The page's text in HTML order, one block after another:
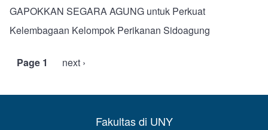
GAPOKKAN SEGARA AGUNG untuk Perkuat
Kelembagaan Kelompok Perikanan Sidoagung
Pagination
Page 1
Next
next ›
Fakultas di UNY